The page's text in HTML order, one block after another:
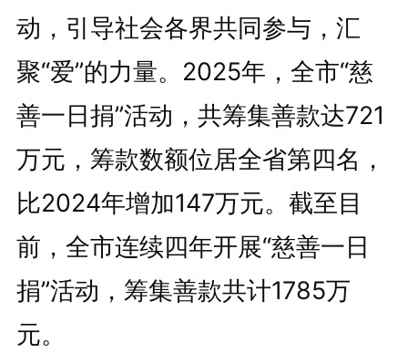
动，引导社会各界共同参与，汇
聚“爱”的力量。2025年，全市“慈
善一日捐”活动，共筹集善款达721
万元，筹款数额位居全省第四名，
比2024年增加147万元。截至目
前，全市连续四年开展“慈善一日
捐”活动，筹集善款共计1785万
元。